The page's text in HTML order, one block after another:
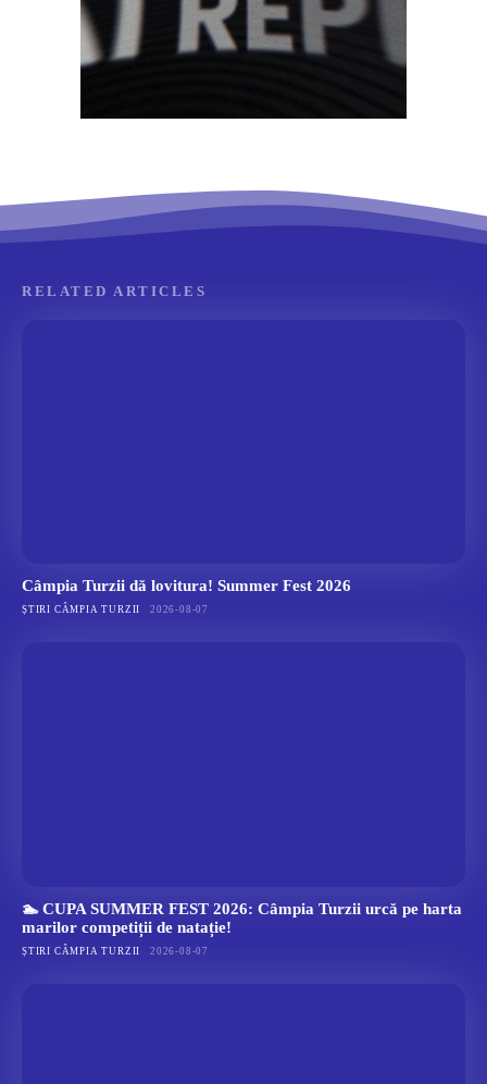
RELATED ARTICLES
Câmpia Turzii dă lovitura! Summer Fest 2026
ȘTIRI CÂMPIA TURZII 2026-08-07
🏊 CUPA SUMMER FEST 2026: Câmpia Turzii urcă pe harta
marilor competiții de natație!
ȘTIRI CÂMPIA TURZII 2026-08-07